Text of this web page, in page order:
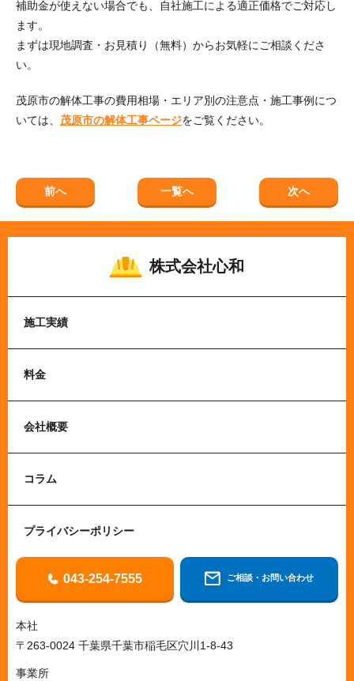
補助金が使えない場合でも、自社施工による適正価格でご対応し
ます。
まずは現地調査・お見積り（無料）からお気軽にご相談くださ
い。
茂原市の解体工事の費用相場・エリア別の注意点・施工事例につ
いては、 茂原市の解体工事ページをご覧ください。
前へ 一覧へ 次へ
株式会社心和
施工実績
料金
会社概要
コラム
プライバシーポリシー
043-254-7555 ご相談・お問い合わせ
本社
〒263-0024 千葉県千葉市稲毛区穴川1-8-43
事業所